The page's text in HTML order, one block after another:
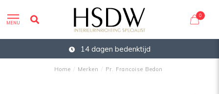
MENU
0
14 dagen bedenktijd
Home / Merken / Pr. Francoise Bedon